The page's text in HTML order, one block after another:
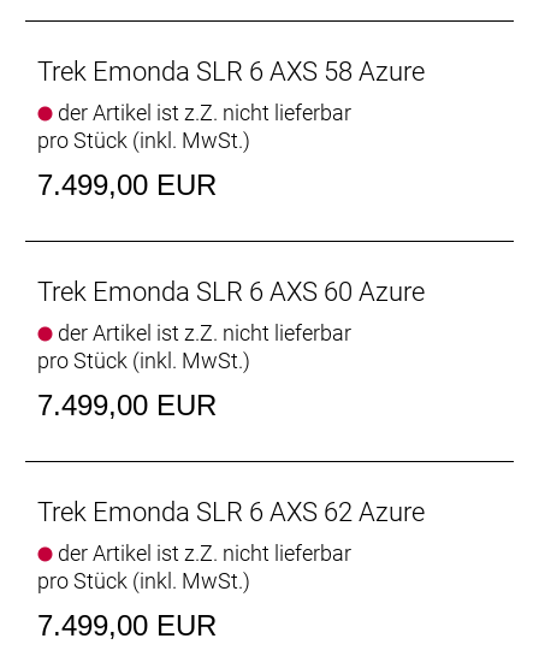
Front mit der neuen, windschnittigen Aeolus RSL
Ultraleichtes Carbon
Für leichte, schnelle Rohrprofile ist in der Regel mehr
Material erforderlich. Da wir aber nicht bereit waren,
beim Gewicht Kompromisse einzugehen,
800 Series OCLV Carbon.
Großartige Bikes für alle
Unabhängig von Geschlecht, Anatomie, Fahrstil
oder Fahrkönnen verdient jeder Fahrer ein
größenspezifischen Komponenten bestückt, die
Geschlechts, eine großartige Passform
ermöglichen.
Integrierter Powermeter
Dank SRAM-Powermeter kannst du auf diesem Bike
Trek Emonda SLR 6 AXS 58 Azure
der Artikel ist z.Z. nicht lieferbar
pro Stück (inkl. MwSt.)
7.499,00 EUR
Trek Emonda SLR 6 AXS 60 Azure
der Artikel ist z.Z. nicht lieferbar
pro Stück (inkl. MwSt.)
7.499,00 EUR
Trek Emonda SLR 6 AXS 62 Azure
der Artikel ist z.Z. nicht lieferbar
pro Stück (inkl. MwSt.)
7.499,00 EUR